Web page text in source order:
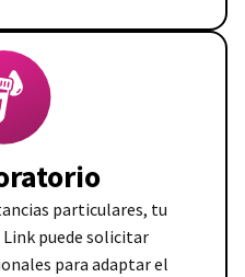
particulares, tu
Link puede solicitar
para adaptar el